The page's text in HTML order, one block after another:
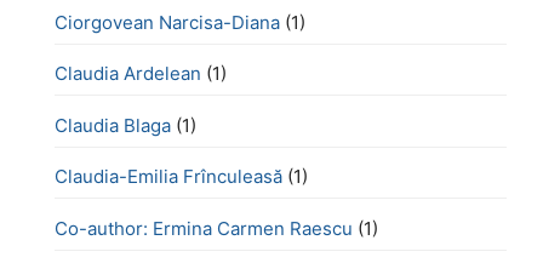
Ciorgovean Narcisa-Diana (1)
Claudia Ardelean (1)
Claudia Blaga (1)
Claudia-Emilia Frînculeasă (1)
Co-author: Ermina Carmen Raescu (1)